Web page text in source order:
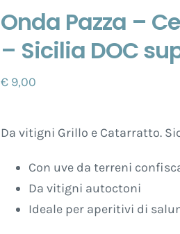
Onda Pazza –
– Sicilia DOC
€ 9,00
Da vitigni Grillo e Catarratto.
Con uve da terreni
Da vitigni autoctoni
Ideale per aperitivi di